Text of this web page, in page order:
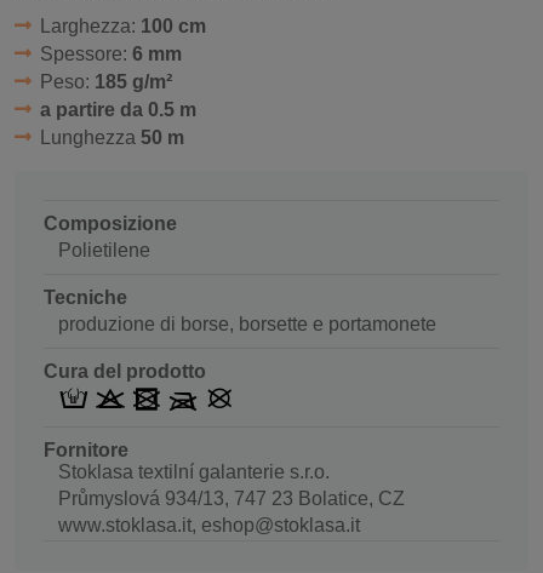
Larghezza: 100 cm
Spessore: 6 mm
Peso: 185 g/m²
a partire da 0.5 m
Lunghezza 50 m
Composizione
Polietilene
Tecniche
produzione di borse, borsette e portamonete
Cura del prodotto
Fornitore
Stoklasa textilní galanterie s.r.o.
Průmyslová 934/13, 747 23 Bolatice, CZ
www.stoklasa.it, eshop@stoklasa.it